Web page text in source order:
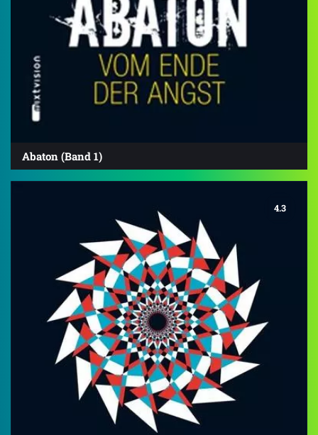
Abaton (Band 1)
4.3